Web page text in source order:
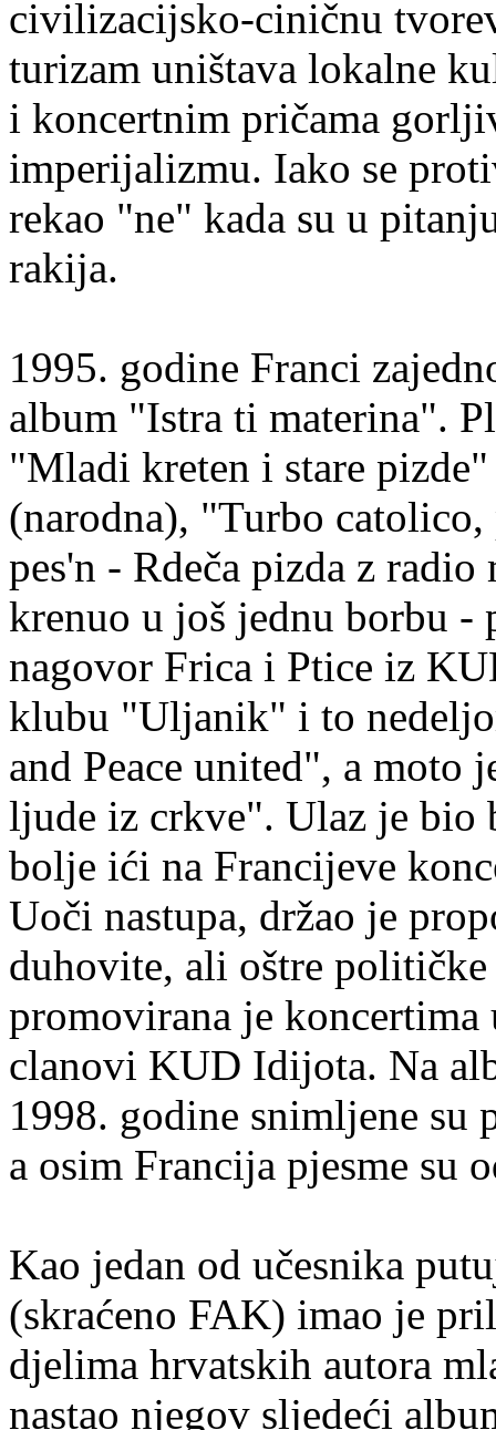
civilizacijsko-ciničnu
turizam uništava lokalne
i koncertnim pričama
imperijalizmu. Iako se
rekao "ne" kada su u
rakija.
1995. godine Franci
album "Istra ti materina".
"Mladi kreten i stare
(narodna), "Turbo
pes'n - Rdeča pizda z
krenuo u još jednu borbu
nagovor Frica i Ptice iz
klubu "Uljanik" i to
and Peace united", a
ljude iz crkve". Ulaz je bio
bolje ići na Francijeve
Uoči nastupa, držao je
duhovite, ali oštre
promovirana je
clanovi KUD Idijota. Na
1998. godine snimljene su
a osim Francija pjesme su
Kao jedan od učesnika
(skraćeno FAK) imao je
djelima hrvatskih autora
nastao njegov sljedeći